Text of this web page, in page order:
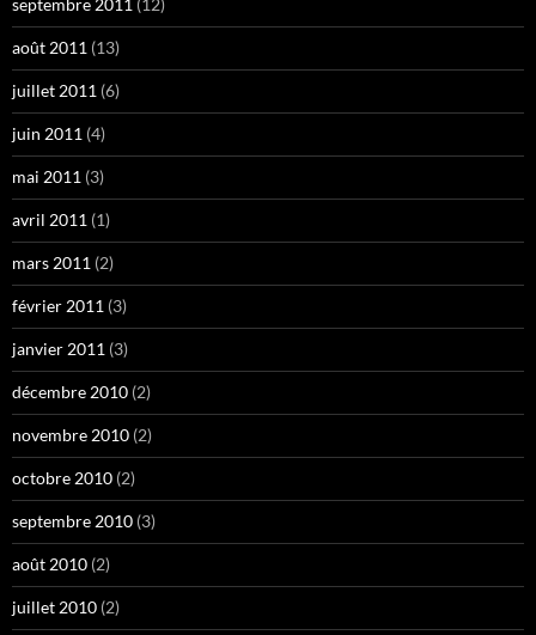
septembre 2011 (12)
août 2011 (13)
juillet 2011 (6)
juin 2011 (4)
mai 2011 (3)
avril 2011 (1)
mars 2011 (2)
février 2011 (3)
janvier 2011 (3)
décembre 2010 (2)
novembre 2010 (2)
octobre 2010 (2)
septembre 2010 (3)
août 2010 (2)
juillet 2010 (2)